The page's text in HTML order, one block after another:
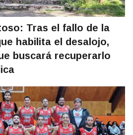
Tras el fallo de la
habilita el desalojo,
buscará recuperarlo